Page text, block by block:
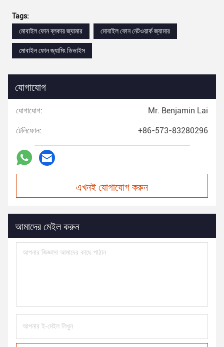
Tags:
মোবাইল ফোন ব্লকার জ্যামার
মোবাইল ফোন নেটওয়ার্ক জ্যামার
মোবাইল ফোন জ্যামিং ডিভাইস
যোগাযোগ
যোগাযোগ: Mr. Benjamin Lai
টেলিফোন: +86-573-83280296
এখনই যোগাযোগ করুন
আমাদের মেইল করুন